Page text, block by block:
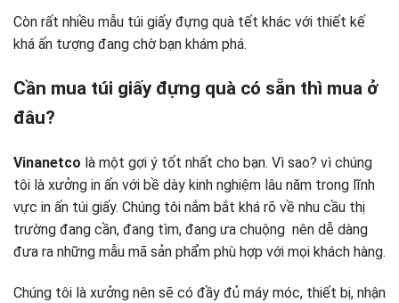
Còn rất nhiều mẫu túi giấy đựng quà tết khác với thiết kế
khá ấn tượng đang chờ bạn khám phá.
Cần mua túi giấy đựng quà có sẵn thì mua ở
đâu?
Vinanetco là một gợi ý tốt nhất cho bạn. Vì sao? vì chúng
tôi là xưởng in ấn với bề dày kinh nghiệm lâu năm trong lĩnh
vực in ấn túi giấy. Chúng tôi nắm bắt khá rõ về nhu cầu thị
trường đang cần, đang tìm, đang ưa chuộng nên dễ dàng
đưa ra những mẫu mã sản phẩm phù hợp với mọi khách hàng.
Chúng tôi là xưởng nên sẽ có đầy đủ máy móc, thiết bị, nhận